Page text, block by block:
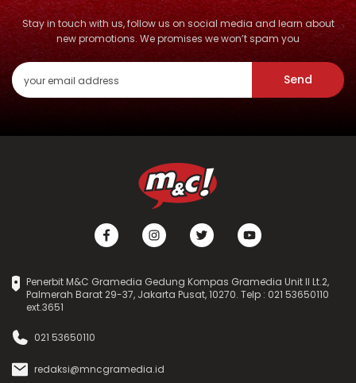
Stay in touch with us, follow us on social media and learn about
new promotions. We promises we won’t spam you
Send
Penerbit M&C Gramedia Gedung Kompas Gramedia Unit II Lt.2,
Palmerah Barat 29-37, Jakarta Pusat, 10270. Telp : 021 53650110
ext.3651
021 53650110
redaksi@mncgramedia.id